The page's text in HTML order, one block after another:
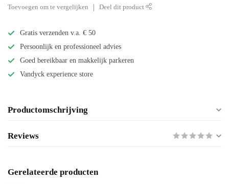
Toevoegen om te vergelijken Deel dit product
Gratis verzenden v.a. € 50
Persoonlijk en professioneel advies
Goed bereikbaar en makkelijk parkeren
Vandyck experience store
Productomschrijving
Reviews
Gerelateerde producten